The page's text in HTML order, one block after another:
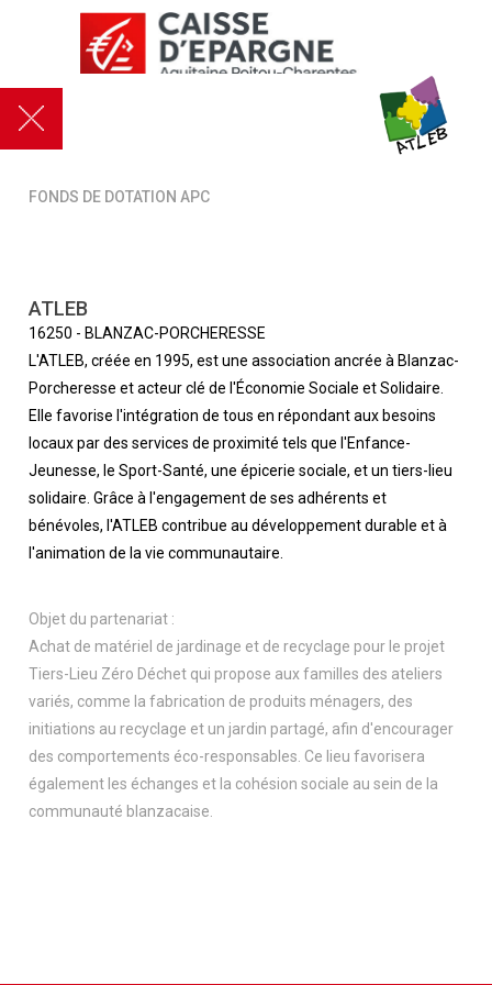
FONDS DE DOTATION APC
ATLEB
16250 - BLANZAC-PORCHERESSE
L'ATLEB, créée en 1995, est une association ancrée à Blanzac-
Porcheresse et acteur clé de l'Économie Sociale et Solidaire.
Elle favorise l'intégration de tous en répondant aux besoins
locaux par des services de proximité tels que l'Enfance-
Jeunesse, le Sport-Santé, une épicerie sociale, et un tiers-lieu
solidaire. Grâce à l'engagement de ses adhérents et
bénévoles, l'ATLEB contribue au développement durable et à
l'animation de la vie communautaire.
Objet du partenariat :
Achat de matériel de jardinage et de recyclage pour le projet
Tiers-Lieu Zéro Déchet qui propose aux familles des ateliers
variés, comme la fabrication de produits ménagers, des
initiations au recyclage et un jardin partagé, afin d'encourager
des comportements éco-responsables. Ce lieu favorisera
également les échanges et la cohésion sociale au sein de la
communauté blanzacaise.